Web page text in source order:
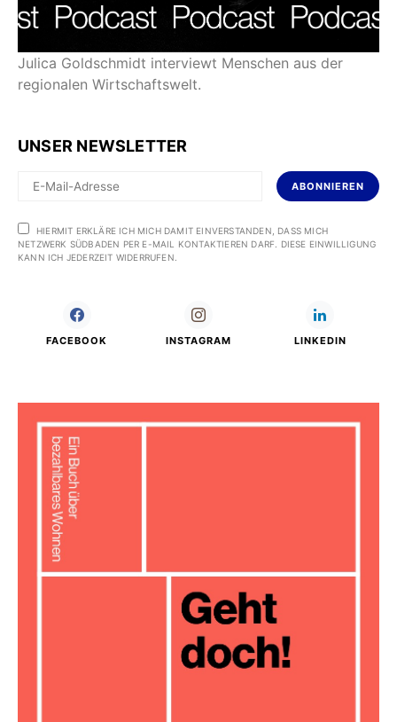
Julica Goldschmidt interviewt Menschen aus der
regionalen Wirtschaftswelt.
UNSER NEWSLETTER
ABONNIEREN
HIERMIT ERKLÄRE ICH MICH DAMIT EINVERSTANDEN, DASS MICH
NETZWERK SÜDBADEN PER E-MAIL KONTAKTIEREN DARF. DIESE EINWILLIGUNG
KANN ICH JEDERZEIT WIDERRUFEN.
FACEBOOK INSTAGRAM LINKEDIN